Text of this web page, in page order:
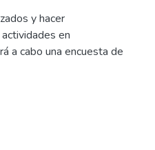
y hacer
en
a cabo una encuesta de